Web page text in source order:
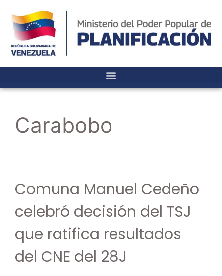
Carabobo
Comuna Manuel Cedeño
celebró decisión del TSJ
que ratifica resultados
del CNE del 28J